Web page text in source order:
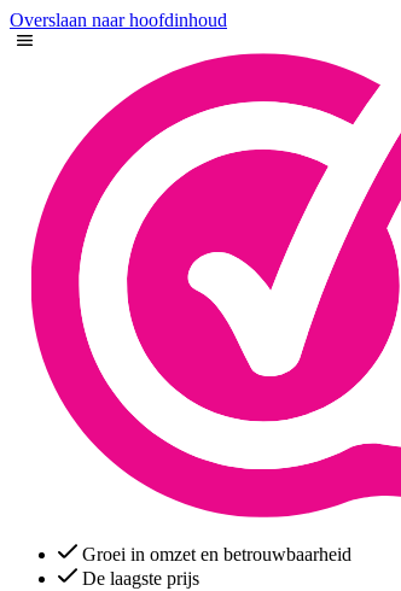
Overslaan naar hoofdinhoud
Groei in omzet en betrouwbaarheid
De laagste prijs